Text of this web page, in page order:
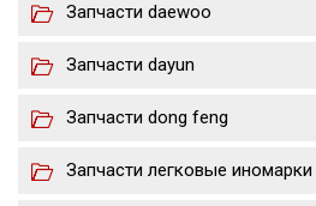
Запчасти daewoo
Запчасти dayun
Запчасти dong feng
Запчасти легковые иномарки